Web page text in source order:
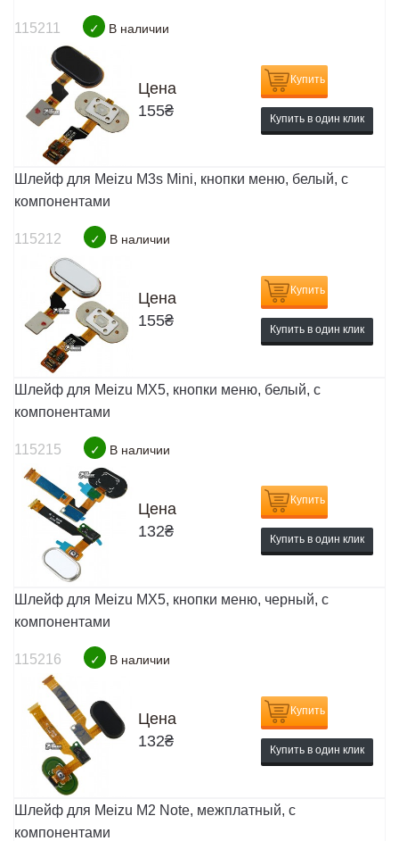
115211 ✓ В наличии
Цена
155₴
Купить
Купить в один клик
Шлейф для Meizu M3s Mini, кнопки меню, белый, с
компонентами
115212 ✓ В наличии
Цена
155₴
Купить
Купить в один клик
Шлейф для Meizu MX5, кнопки меню, белый, с
компонентами
115215 ✓ В наличии
Цена
132₴
Купить
Купить в один клик
Шлейф для Meizu MX5, кнопки меню, черный, с
компонентами
115216 ✓ В наличии
Цена
132₴
Купить
Купить в один клик
Шлейф для Meizu M2 Note, межплатный, с
компонентами